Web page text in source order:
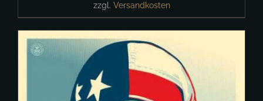
zzgl. Versandkosten